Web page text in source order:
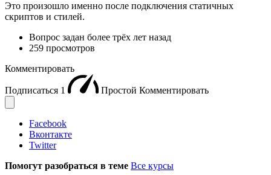
Это произошло именно после подключения статичных
скриптов и стилей.
Вопрос задан более трёх лет назад
259 просмотров
Комментировать
Подписаться 1 Простой Комментировать
Facebook
Вконтакте
Twitter
Помогут разобраться в теме Все курсы